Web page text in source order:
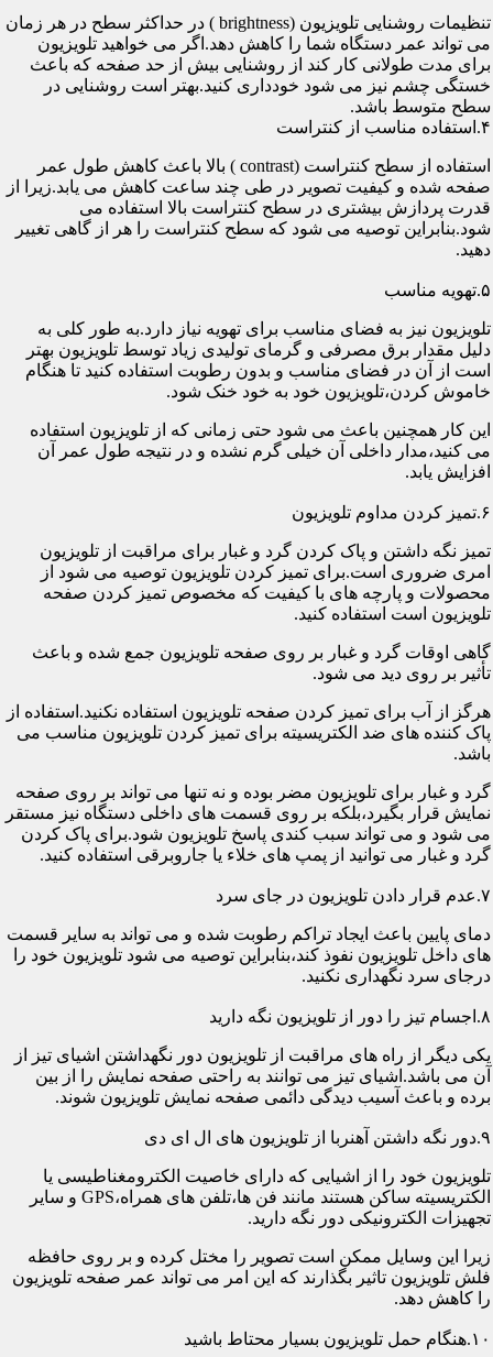
تنظیمات روشنایی تلویزیون (brightness ) در حداکثر سطح در هر زمان
می تواند عمر دستگاه شما را کاهش دهد.اگر می خواهید تلویزیون
برای مدت طولانی کار کند از روشنایی بیش از حد صفحه که باعث
خستگی چشم نیز می شود خودداری کنید.بهتر است روشنایی در
سطح متوسط باشد.
۴.استفاده مناسب از کنتراست
استفاده از سطح کنتراست (contrast ) بالا باعث کاهش طول عمر
صفحه شده و کیفیت تصویر در طی چند ساعت کاهش می یابد.زیرا از
قدرت پردازش بیشتری در سطح کنتراست بالا استفاده می
شود.بنابراین توصیه می شود که سطح کنتراست را هر از گاهی تغییر
دهید.
۵.تهویه مناسب
تلویزیون نیز به فضای مناسب برای تهویه نیاز دارد.به طور کلی به
دلیل مقدار برق مصرفی و گرمای تولیدی زیاد توسط تلویزیون بهتر
است از آن در فضای مناسب و بدون رطوبت استفاده کنید تا هنگام
خاموش کردن،تلویزیون خود به خود خنک شود.
این کار همچنین باعث می شود حتی زمانی که از تلویزیون استفاده
می کنید،مدار داخلی آن خیلی گرم نشده و در نتیجه طول عمر آن
افزایش یابد.
۶.تمیز کردن مداوم تلویزیون
تمیز نگه داشتن و پاک کردن گرد و غبار برای مراقبت از تلویزیون
امری ضروری است.برای تمیز کردن تلویزیون توصیه می شود از
محصولات و پارچه های با کیفیت که مخصوص تمیز کردن صفحه
تلویزیون است استفاده کنید.
گاهی اوقات گرد و غبار بر روی صفحه تلویزیون جمع شده و باعث
تأثیر بر روی دید می شود.
هرگز از آب برای تمیز کردن صفحه تلویزیون استفاده نکنید.استفاده از
پاک کننده های ضد الکتریسیته برای تمیز کردن تلویزیون مناسب می
باشد.
گرد و غبار برای تلویزیون مضر بوده و نه تنها می تواند بر روی صفحه
نمایش قرار بگیرد،بلکه بر روی قسمت های داخلی دستگاه نیز مستقر
می شود و می تواند سبب کندی پاسخ تلویزیون شود.برای پاک کردن
گرد و غبار می توانید از پمپ های خلاء یا جاروبرقی استفاده کنید.
۷.عدم قرار دادن تلویزیون در جای سرد
دمای پایین باعث ایجاد تراکم رطوبت شده و می تواند به سایر قسمت
های داخل تلویزیون نفوذ کند،بنابراین توصیه می شود تلویزیون خود را
درجای سرد نگهداری نکنید.
۸.اجسام تیز را دور از تلویزیون نگه دارید
یکی دیگر از راه های مراقبت از تلویزیون دور نگهداشتن اشیای تیز از
آن می باشد.اشیای تیز می توانند به راحتی صفحه نمایش را از بین
برده و باعث آسیب دیدگی دائمی صفحه نمایش تلویزیون شوند.
۹.دور نگه داشتن آهنربا از تلویزیون های ال ای دی
تلویزیون خود را از اشیایی که دارای خاصیت الکترومغناطیسی یا
الکتریسیته ساکن هستند مانند فن ها،تلفن های همراه،GPS و سایر
تجهیزات الکترونیکی دور نگه دارید.
زیرا این وسایل ممکن است تصویر را مختل کرده و بر روی حافظه
فلش تلویزیون تاثیر بگذارند که این امر می تواند عمر صفحه تلویزیون
را کاهش دهد.
۱۰.هنگام حمل تلویزیون بسیار محتاط باشید